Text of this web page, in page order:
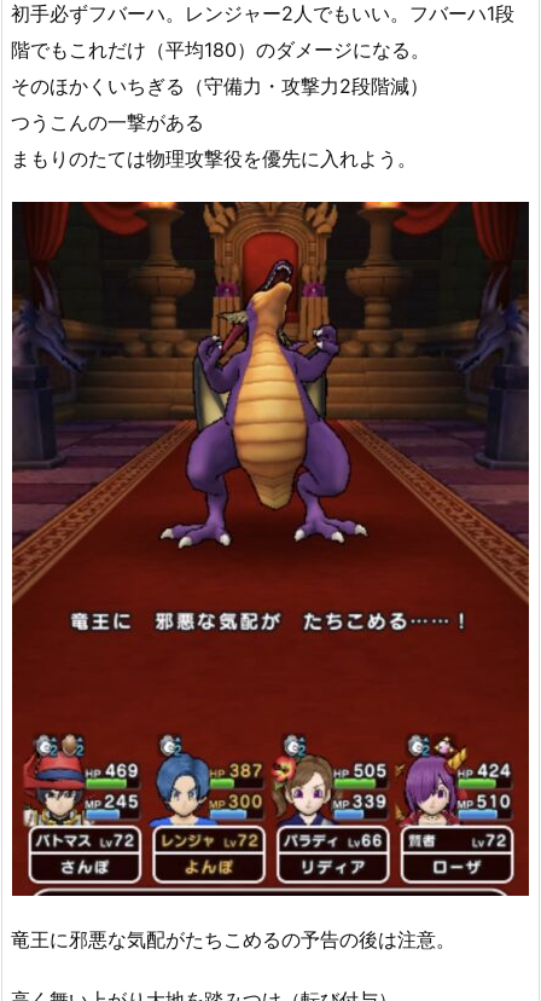
初手必ずフバーハ。レンジャー2人でもいい。フバーハ1段
階でもこれだけ（平均180）のダメージになる。
そのほかくいちぎる（守備力・攻撃力2段階減）
つうこんの一撃がある
まもりのたては物理攻撃役を優先に入れよう。
竜王に邪悪な気配がたちこめるの予告の後は注意。